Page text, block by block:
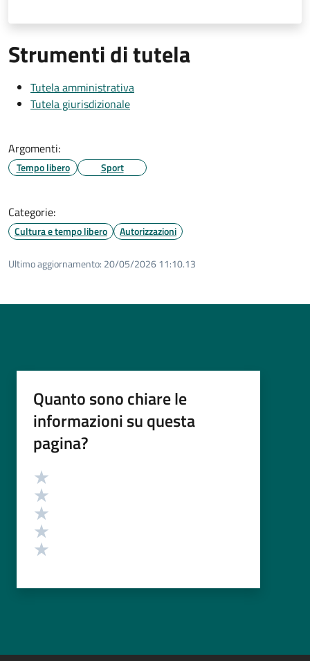
Strumenti di tutela
Tutela amministrativa
Tutela giurisdizionale
Argomenti:
Tempo libero Sport
Categorie:
Cultura e tempo libero Autorizzazioni
Ultimo aggiornamento: 20/05/2026 11:10.13
Quanto sono chiare le
informazioni su questa
pagina?
Valutazione